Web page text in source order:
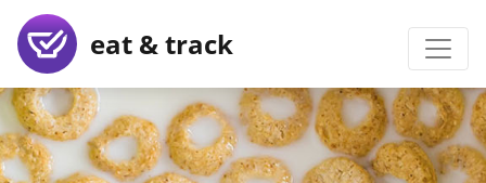
eat & track